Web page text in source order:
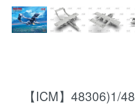
【ICM】48306)1/